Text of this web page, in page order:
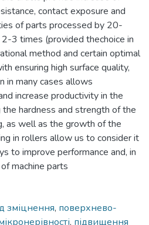
contact exposure and
of parts processed by 20-
3 times (provided thechoice in
method and certain optimal
ensuring high surface quality,
in many cases allows
increase productivity in the
hardness and strength of the
as well as the growth of the
in rollers allow us to consider it
to improve performance and, in
machine parts
зміцнення, поверхнево-
, підвищення